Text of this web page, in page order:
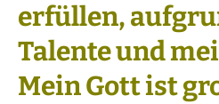
erfüllen,
Talente und
Mein Gott ist